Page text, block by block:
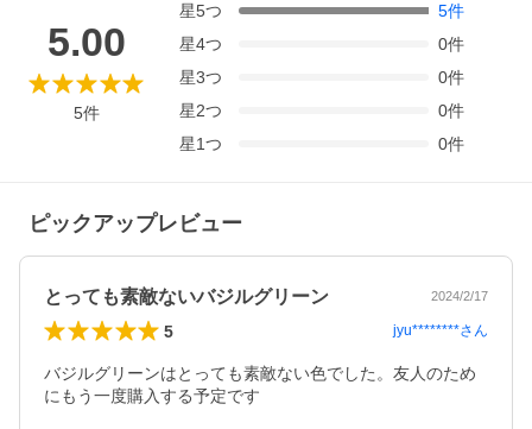
5.00
5件
星5つ 5件
星4つ 0件
星3つ 0件
星2つ 0件
星1つ 0件
ピックアップレビュー
とっても素敵ないバジルグリーン 2024/2/17
5 jyu********さん
バジルグリーンはとっても素敵ない色でした。友人のため
にもう一度購入する予定です